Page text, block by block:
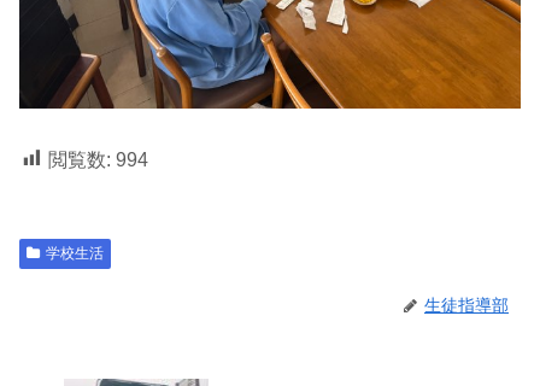
閲覧数: 994
学校生活
生徒指導部